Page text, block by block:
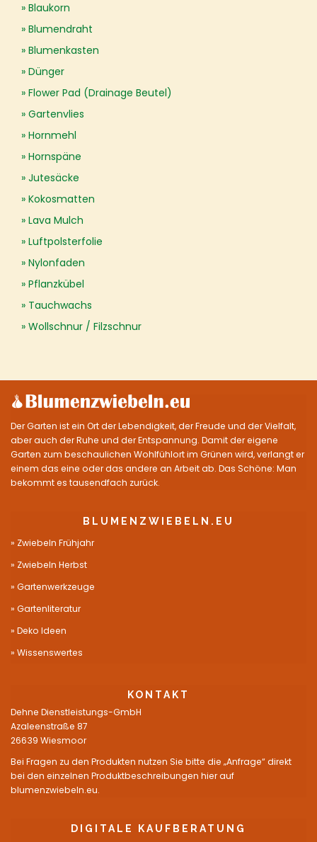
Blaukorn
Blumendraht
Blumenkasten
Dünger
Flower Pad (Drainage Beutel)
Gartenvlies
Hornmehl
Hornspäne
Jutesäcke
Kokosmatten
Lava Mulch
Luftpolsterfolie
Nylonfaden
Pflanzkübel
Tauchwachs
Wollschnur / Filzschnur
Der Garten ist ein Ort der Lebendigkeit, der Freude und der Vielfalt,
aber auch der Ruhe und der Entspannung. Damit der eigene
Garten zum beschaulichen Wohlfühlort im Grünen wird, verlangt er
einem das eine oder das andere an Arbeit ab. Das Schöne: Man
bekommt es tausendfach zurück.
BLUMENZWIEBELN.EU
Zwiebeln Frühjahr
Zwiebeln Herbst
Gartenwerkzeuge
Gartenliteratur
Deko Ideen
Wissenswertes
KONTAKT
Dehne Dienstleistungs-GmbH
Azaleenstraße 87
26639 Wiesmoor
Bei Fragen zu den Produkten nutzen Sie bitte die „Anfrage“ direkt
bei den einzelnen Produktbeschreibungen hier auf
blumenzwiebeln.eu.
DIGITALE KAUFBERATUNG